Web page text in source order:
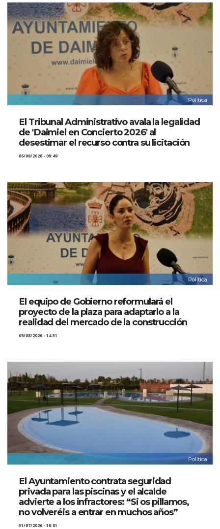
Política
El Tribunal Administrativo avala la legalidad
de 'Daimiel en Concierto 2026' al
desestimar el recurso contra su licitación
06/08/2026 - 09:49
Política
El equipo de Gobierno reformulará el
proyecto de la plaza para adaptarlo a la
realidad del mercado de la construcción
05/08/2026 - 14:31
Política
El Ayuntamiento contrata seguridad
privada para las piscinas y el alcalde
advierte a los infractores: “Si os pillamos,
no volveréis a entrar en muchos años”
31/07/2026 - 10:01